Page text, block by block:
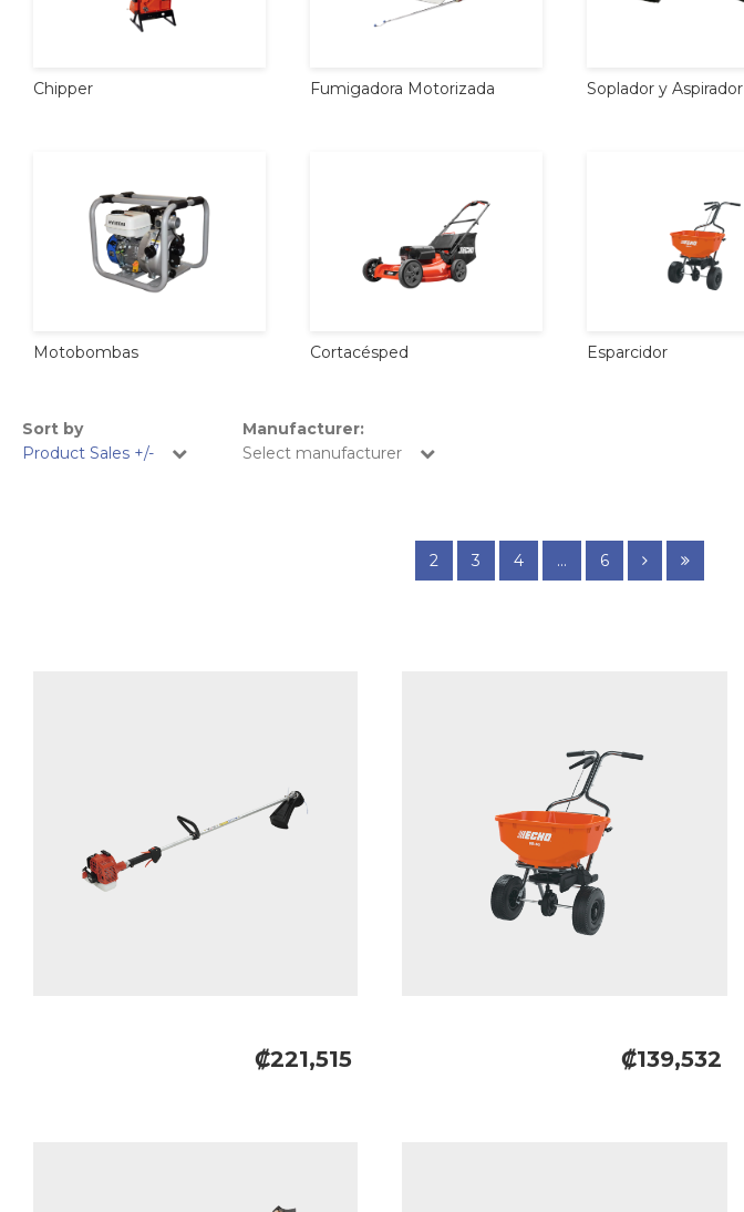
Chipper Fumigadora Motorizada Soplador y Aspirador
Motobombas Cortacésped Esparcidor
Sort by
Product Sales +/-
Manufacturer:
Select manufacturer
2 3 4 ... 6
₡221,515 ₡139,532